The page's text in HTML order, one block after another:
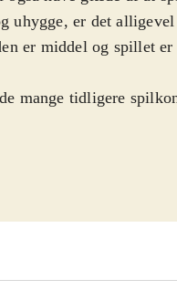
uhygge, er det
er middel og spillet er
mange tidligere
hurtigt få tag på
skal der udkæmpes
smedes om til våben